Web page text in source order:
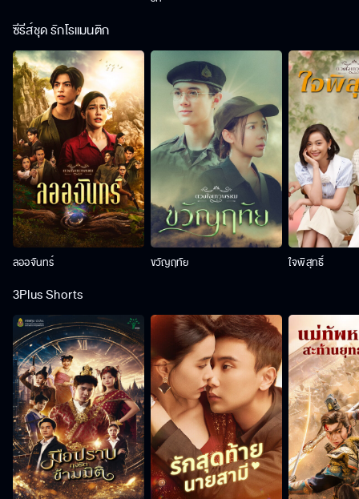
ซีรีส์ชุด รักโรแมนติก
ลออจันทร์ ขวัญฤทัย ใจพิสุทธิ์
3Plus Shorts